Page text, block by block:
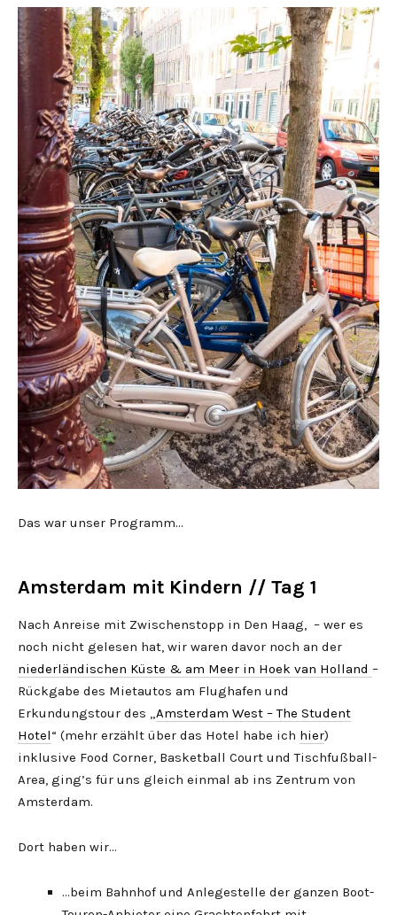
Das war unser Programm…
Amsterdam mit Kindern // Tag 1
Nach Anreise mit Zwischenstopp in Den Haag, – wer es
noch nicht gelesen hat, wir waren davor noch an der
niederländischen Küste & am Meer in Hoek van Holland –
Rückgabe des Mietautos am Flughafen und
Erkundungstour des „Amsterdam West – The Student
Hotel“ (mehr erzählt über das Hotel habe ich hier)
inklusive Food Corner, Basketball Court und Tischfußball-
Area, ging’s für uns gleich einmal ab ins Zentrum von
Amsterdam.
Dort haben wir…
…beim Bahnhof und Anlegestelle der ganzen Boot-